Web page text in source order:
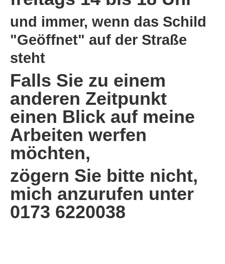
und immer, wenn das Schild
"Geöffnet" auf der Straße
steht
Falls Sie zu einem
anderen Zeitpunkt
einen Blick auf meine
Arbeiten werfen
möchten,
zögern Sie bitte nicht,
mich anzurufen unter
0173 6220038